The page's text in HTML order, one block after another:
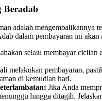
Beradab
adalah mengembalikannya
dalam pembayaran ini
selalu membayar cicilan
melakukan pembayaran,
di kemudian hari.
Jika Anda
hingga ditagih.